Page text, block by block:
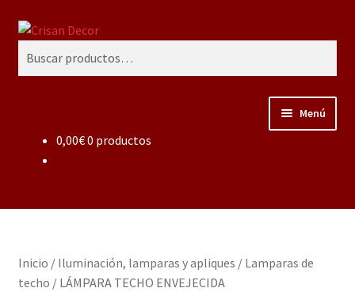
Ir
Ir
contenido
Buscar
Menú
Regalos infantiles, vajillas y canastillas bebé
Regalo personalizado, estuches copas grabadas, regalo
Accesorios de baños rústicos y modernos
0,00€0 productos
Inicio / Iluminación, lamparas y apliques / Lamparas de
techo / LÁMPARA TECHO ENVEJECIDA